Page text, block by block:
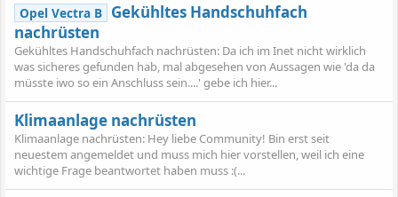
Opel Vectra B Gekühltes Handschuhfach
nachrüsten
Gekühltes Handschuhfach nachrüsten: Da ich im Inet nicht wirklich
was sicheres gefunden hab, mal abgesehen von Aussagen wie 'da da
müsste iwo so ein Anschluss sein....' gebe ich hier...
Klimaanlage nachrüsten
Klimaanlage nachrüsten: Hey liebe Community! Bin erst seit
neuestem angemeldet und muss mich hier vorstellen, weil ich eine
wichtige Frage beantwortet haben muss :(...